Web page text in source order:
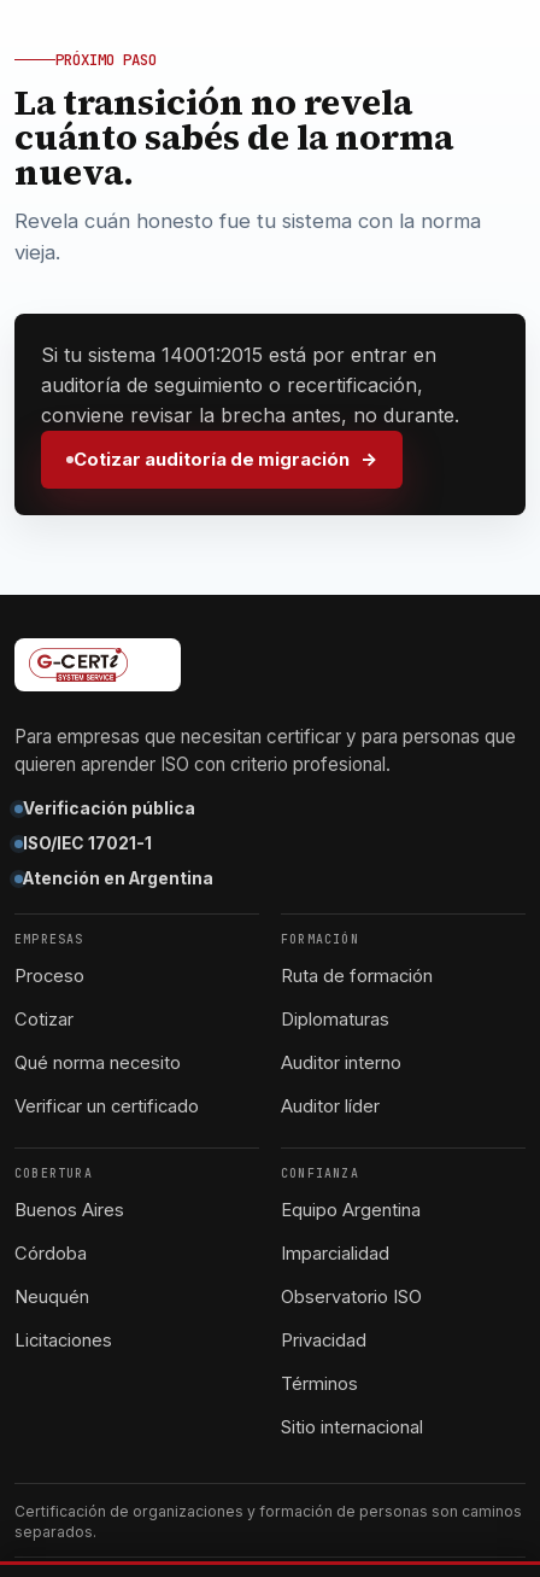
PRÓXIMO PASO
La transición no revela
cuánto sabés de la norma
nueva.
Revela cuán honesto fue tu sistema con la norma
vieja.
Si tu sistema 14001:2015 está por entrar en
auditoría de seguimiento o recertificación,
conviene revisar la brecha antes, no durante.
Cotizar auditoría de migración
Para empresas que necesitan certificar y para personas que
quieren aprender ISO con criterio profesional.
Verificación pública
ISO/IEC 17021-1
Atención en Argentina
EMPRESAS
Proceso
Cotizar
Qué norma necesito
Verificar un certificado
FORMACIÓN
Ruta de formación
Diplomaturas
Auditor interno
Auditor líder
COBERTURA
Buenos Aires
Córdoba
Neuquén
Licitaciones
CONFIANZA
Equipo Argentina
Imparcialidad
Observatorio ISO
Privacidad
Términos
Sitio internacional
Certificación de organizaciones y formación de personas son caminos
separados.